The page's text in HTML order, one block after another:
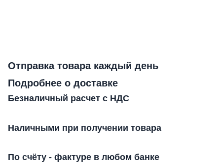
Отправка товара каждый день
Подробнее о доставке
Безналичный расчет с НДС
Наличными при получении товара
По счёту - фактуре в любом банке